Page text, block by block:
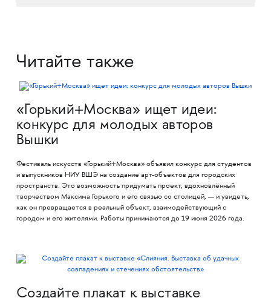
Читайте также
«Горький+Москва» ищет идеи:
конкурс для молодых авторов
Вышки
Фестиваль искусств «Горький+Москва» объявил конкурс для студентов
и выпускников НИУ ВШЭ на создание арт-объектов для городских
пространств. Это возможность придумать проект, вдохновлённый
творчеством Максима Горького и его связью со столицей, — и увидеть,
как он превращается в реальный объект, взаимодействующий с
городом и его жителями. Работы принимаются до 19 июня 2026 года.
Создайте плакат к выставке